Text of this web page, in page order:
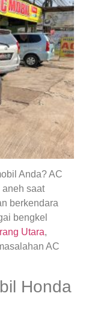
Anda? AC
saat
berkendara
bengkel
Utara,
AC
Honda